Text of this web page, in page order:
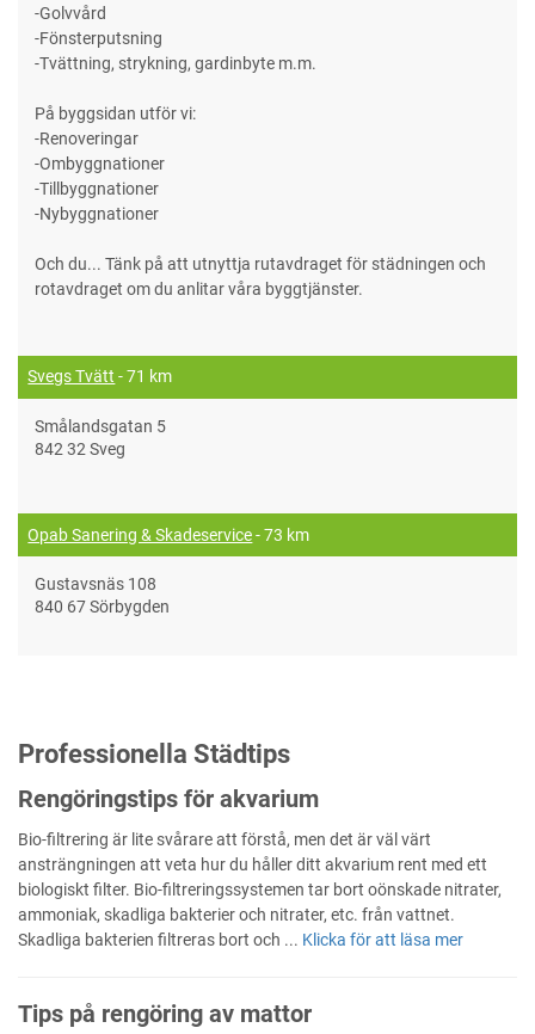
-Golvvård
-Fönsterputsning
-Tvättning, strykning, gardinbyte m.m.
På byggsidan utför vi:
-Renoveringar
-Ombyggnationer
-Tillbyggnationer
-Nybyggnationer
Och du... Tänk på att utnyttja rutavdraget för städningen och
rotavdraget om du anlitar våra byggtjänster.
Svegs Tvätt - 71 km
Smålandsgatan 5
842 32 Sveg
Opab Sanering & Skadeservice- 73 km
Gustavsnäs 108
840 67 Sörbygden
Professionella Städtips
Rengöringstips för akvarium
Bio-filtrering är lite svårare att förstå, men det är väl värt
ansträngningen att veta hur du håller ditt akvarium rent med ett
biologiskt filter. Bio-filtreringssystemen tar bort oönskade nitrater,
ammoniak, skadliga bakterier och nitrater, etc. från vattnet.
Skadliga bakterien filtreras bort och ... Klicka för att läsa mer
Tips på rengöring av mattor